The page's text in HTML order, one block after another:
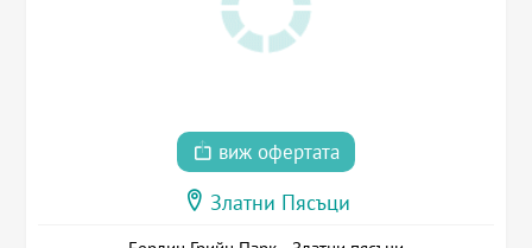
виж офертата
Златни Пясъци